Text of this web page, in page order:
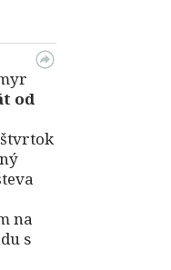
od
na
s